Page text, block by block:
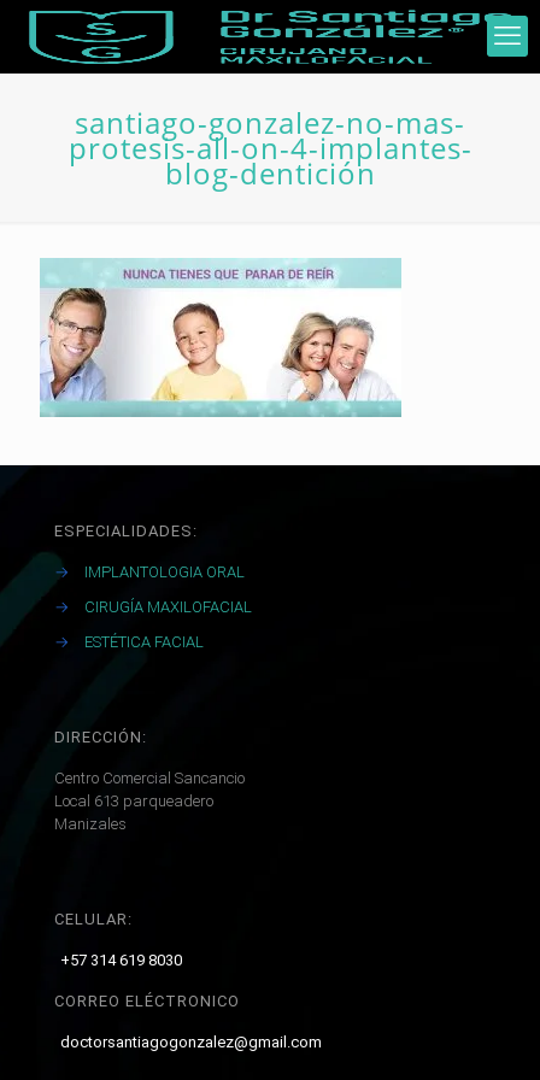
santiago-gonzalez-no-mas-
protesis-all-on-4-implantes-
blog-dentición
ESPECIALIDADES:
→
IMPLANTOLOGIA ORAL
→
CIRUGÍA MAXILOFACIAL
→
ESTÉTICA FACIAL
DIRECCIÓN:
Centro Comercial Sancancio
Local 613 parqueadero
Manizales
CELULAR:
+57 314 619 8030
CORREO ELÉCTRONICO
doctorsantiagogonzalez@gmail.com